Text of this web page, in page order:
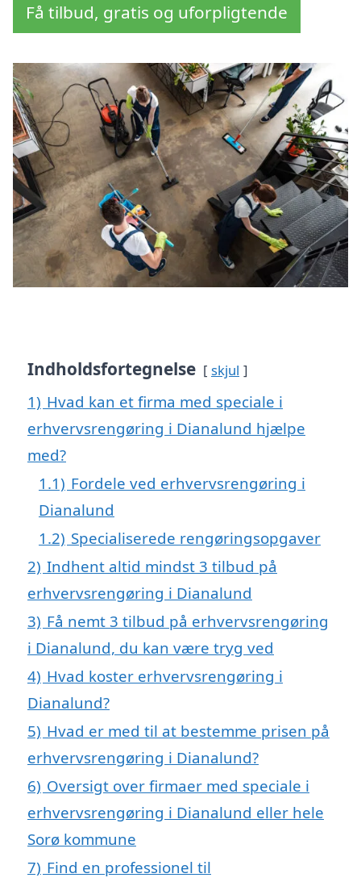
Få tilbud, gratis og uforpligtende
Indholdsfortegnelse skjul
1) Hvad kan et firma med speciale i
erhvervsrengøring i Dianalund hjælpe
med?
1.1) Fordele ved erhvervsrengøring i
Dianalund
1.2) Specialiserede rengøringsopgaver
2) Indhent altid mindst 3 tilbud på
erhvervsrengøring i Dianalund
3) Få nemt 3 tilbud på erhvervsrengøring
i Dianalund, du kan være tryg ved
4) Hvad koster erhvervsrengøring i
Dianalund?
5) Hvad er med til at bestemme prisen på
erhvervsrengøring i Dianalund?
6) Oversigt over firmaer med speciale i
erhvervsrengøring i Dianalund eller hele
Sorø kommune
7) Find en professionel til